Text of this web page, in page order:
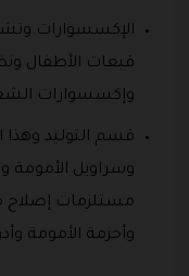
الإكسسوارات
قبعات الأطفال
وإكسسوارات
قسم التوليد
وسراويل الأمومة
مستلزمات إصلاح
وأحزمة الأمومة